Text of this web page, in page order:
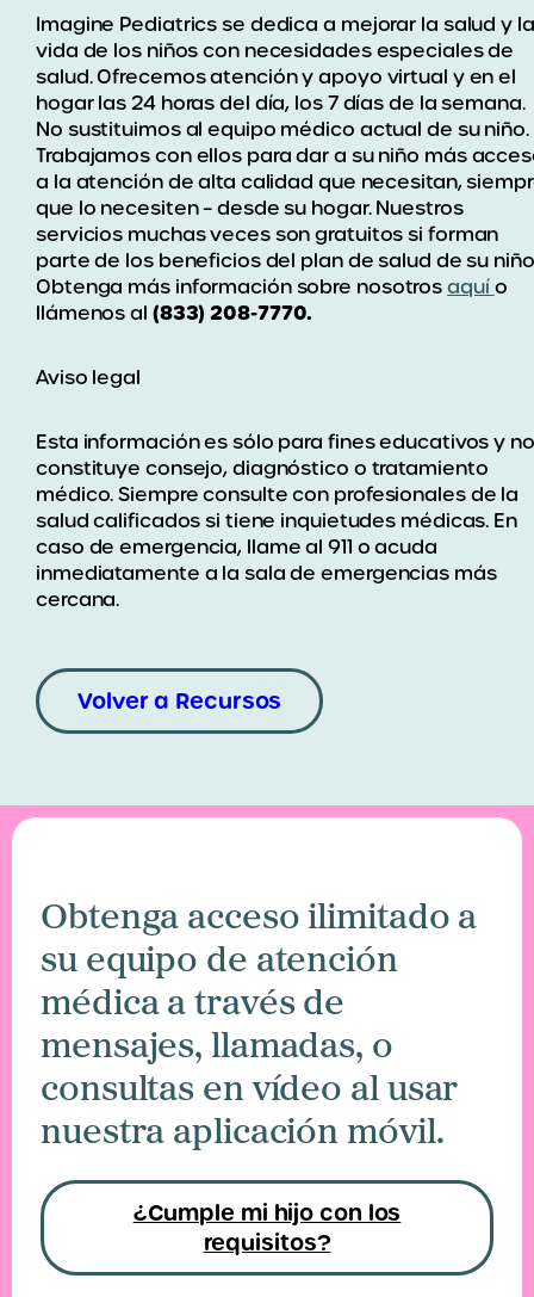
Imagine Pediatrics se dedica a mejorar la salud y la
vida de los niños con necesidades especiales de
salud. Ofrecemos atención y apoyo virtual y en el
hogar las 24 horas del día, los 7 días de la semana.
No sustituimos al equipo médico actual de su niño.
Trabajamos con ellos para dar a su niño más
a la atención de alta calidad que necesitan,
que lo necesiten – desde su hogar. Nuestros
servicios muchas veces son gratuitos si forman
parte de los beneficios del plan de salud de su
Obtenga más información sobre nosotrosaquío
llámenos al (833) 208-7770.
Aviso legal
Esta información es sólo para fines educativos y no
constituye consejo, diagnóstico o tratamiento
médico. Siempre consulte con profesionales de la
salud calificados si tiene inquietudes médicas. En
caso de emergencia, llame al 911 o acuda
inmediatamente a la sala de emergencias más
cercana.
Volver a Recursos
Obtenga acceso ilimitado a
su equipo de atención
médica a través de
mensajes, llamadas, o
consultas en vídeo al usar
nuestra aplicación móvil.
¿Cumple mi hijo con los
requisitos?